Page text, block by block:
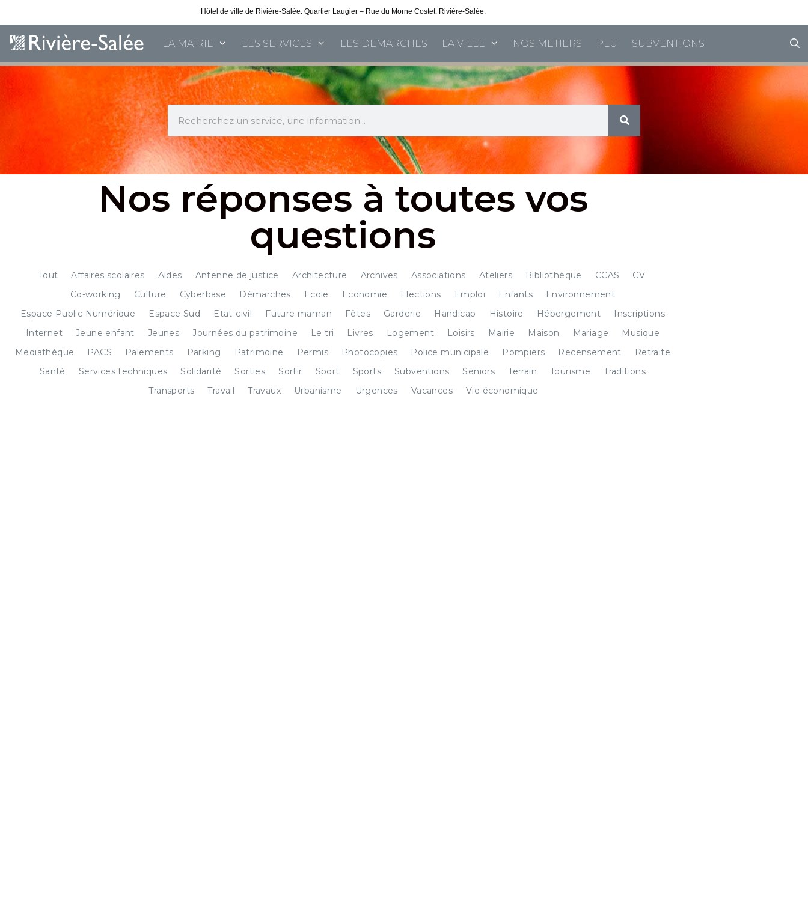
Hôtel de ville de Rivière-Salée. Quartier Laugier – Rue du Morne Costet. Rivière-Salée.
LA MAIRIE LES SERVICES LES DEMARCHES LA VILLE NOS METIERS PLU SUBVENTIONS
Nos réponses à toutes vos
questions
Tout Affaires scolaires Aides Antenne de justice Architecture Archives Associations Ateliers Bibliothèque CCAS
CV
Co-working
Culture Cyberbase Démarches Ecole Economie Elections Emploi Enfants
Environnement
Espace Public Numérique
Espace Sud Etat-civil Future maman Fêtes Garderie Handicap Histoire Hébergement
Inscriptions
Internet
Jeune enfant Jeunes Journées du patrimoine Le tri Livres Logement Loisirs Mairie Maison Mariage
Musique
Médiathèque
PACS Paiements Parking Patrimoine Permis Photocopies Police municipale Pompiers Recensement
Retraite
Santé
Services techniques Solidarité Sorties Sortir Sport Sports Subventions Séniors Terrain Tourisme
Traditions
Transports
Travail Travaux Urbanisme Urgences Vacances Vie économique